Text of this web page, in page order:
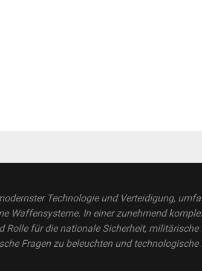
Technologie und Verteidigung,
Waffensysteme. In einer zunehmend
Rolle für die nationale Sicherheit,
Fragen zu beleuchten und